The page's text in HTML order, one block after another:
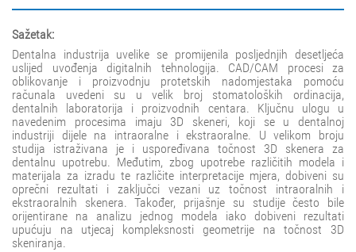
Sažetak:
Dentalna industrija uvelike se promijenila posljednjih desetljeća
uslijed uvođenja digitalnih tehnologija. CAD/CAM procesi za
oblikovanje i proizvodnju protetskih nadomjestaka pomoću
računala uvedeni su u velik broj stomatoloških ordinacija,
dentalnih laboratorija i proizvodnih centara. Ključnu ulogu u
navedenim procesima imaju 3D skeneri, koji se u dentalnoj
industriji dijele na intraoralne i ekstraoralne. U velikom broju
studija istraživana je i uspoređivana točnost 3D skenera za
dentalnu upotrebu. Međutim, zbog upotrebe različitih modela i
materijala za izradu te različite interpretacije mjera, dobiveni su
oprečni rezultati i zaključci vezani uz točnost intraoralnih i
ekstraoralnih skenera. Također, prijašnje su studije često bile
orijentirane na analizu jednog modela iako dobiveni rezultati
upućuju na utjecaj kompleksnosti geometrije na točnost 3D
skeniranja.